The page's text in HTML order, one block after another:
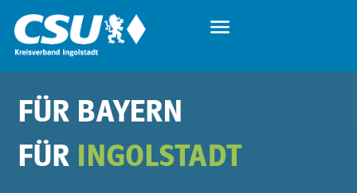
FÜR BAYERN
FÜR INGOLSTADT